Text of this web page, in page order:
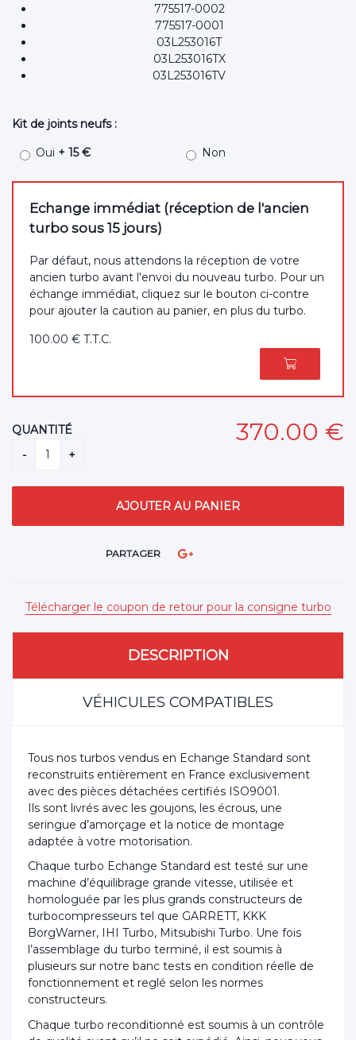
775517-0002
775517-0001
03L253016T
03L253016TX
03L253016TV
Kit de joints neufs :
Oui + 15 € Non
Echange immédiat (réception de l'ancien
turbo sous 15 jours)
Par défaut, nous attendons la réception de votre
ancien turbo avant l'envoi du nouveau turbo. Pour un
échange immédiat, cliquez sur le bouton ci-contre
pour ajouter la caution au panier, en plus du turbo.
100.00 € T.T.C.
370.00 €
QUANTITÉ
PARTAGER
Télécharger le coupon de retour pour la consigne turbo
DESCRIPTION
VÉHICULES COMPATIBLES
Tous nos turbos vendus en Echange Standard sont
reconstruits entièrement en France exclusivement
avec des pièces détachées certifiés ISO9001.
Ils sont livrés avec les goujons, les écrous, une
seringue d’amorçage et la notice de montage
adaptée à votre motorisation.
Chaque turbo Echange Standard est testé sur une
machine d’équilibrage grande vitesse, utilisée et
homologuée par les plus grands constructeurs de
turbocompresseurs tel que GARRETT, KKK
BorgWarner, IHI Turbo, Mitsubishi Turbo. Une fois
l’assemblage du turbo terminé, il est soumis à
plusieurs sur notre banc tests en condition réelle de
fonctionnement et reglé selon les normes
constructeurs.
Chaque turbo reconditionné est soumis à un contrôle